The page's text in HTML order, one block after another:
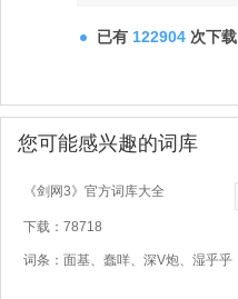
已有 122904 次下载
您可能感兴趣的词库
《剑网3》官方词库大全
下载：78718
词条：面基、蠢咩、深V炮、湿乎乎